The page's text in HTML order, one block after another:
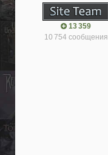
13 359
10 754 сообщения